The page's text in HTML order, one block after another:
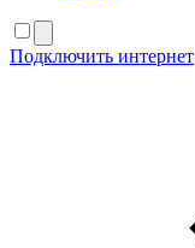
Подключить интернет